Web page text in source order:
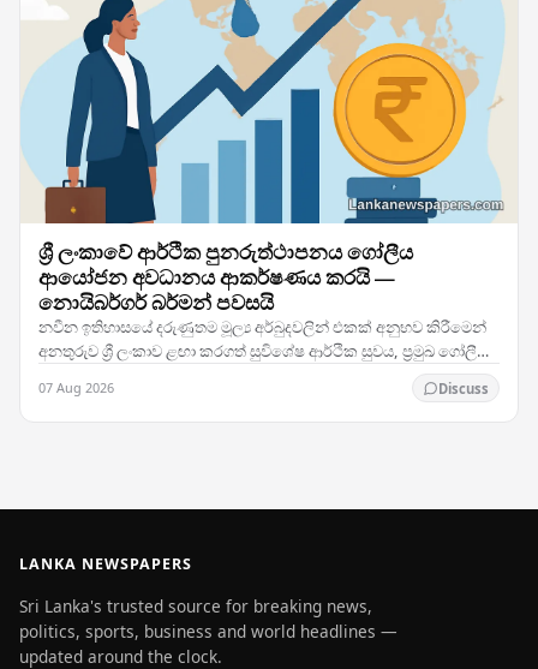
ශ්‍රී ලංකාවේ ආර්ථික පුනරුත්ථාපනය ගෝලීය
ආයෝජන අවධානය ආකර්ෂණය කරයි —
නොයිබර්ගර් බර්මන් පවසයි
නවීන ඉතිහාසයේ දරුණුතම මූල්‍ය අර්බුදවලින් එකක් අනුභව කිරීමෙන්
අනතුරුව ශ්‍රී ලංකාව ළඟා කරගත් සුවිශේෂ ආර්ථික සුවය, ප්‍රමුඛ ගෝලීය
07 Aug 2026 Discuss
LANKA NEWSPAPERS
Sri Lanka's trusted source for breaking news,
politics, sports, business and world headlines —
updated around the clock.